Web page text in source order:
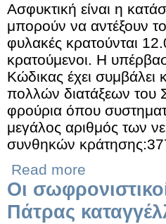
Ασφυκτική είναι η
μπορούν να αντέξουν
φυλακές κρατούνται
κρατούμενοι. Η
Κώδικας έχει
πολλών διατάξεων του
φρούρια όπου
μεγάλος αριθμός των
συνθηκών
Read more
Οι
Πάτρας